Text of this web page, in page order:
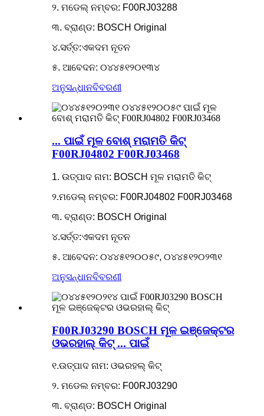
୨. ମଡେଲ୍ ନମ୍ବର: F00RJ03288
୩. ବ୍ରାଣ୍ଡ: BOSCH Original
୪.ସର୍ତ୍ତ:ଏକଦମ ନୂତନ
୫. ଆବେଦନ: ୦୪୪୫୧୨୦୧୩୪
ଅନୁସନ୍ଧାନବିବରଣୀ
... ପାଇଁ ମୂଳ ବୋଶ୍ ମରାମତି କିଟ୍
F00RJ04802 F00RJ03468
1. ଉତ୍ପାଦ ନାମ: BOSCH ମୂଳ ମରାମତି କିଟ୍
୨.ମଡେଲ୍ ନମ୍ବର: F00RJ04802 F00RJ03468
୩. ବ୍ରାଣ୍ଡ: BOSCH Original
୪.ସର୍ତ୍ତ:ଏକଦମ ନୂତନ
୫. ଆବେଦନ: ୦୪୪୫୧୨୦୦୫୯, ୦୪୪୫୧୨୦୨୩୧
ଅନୁସନ୍ଧାନବିବରଣୀ
F00RJ03290 BOSCH ମୂଳ ଇଞ୍ଜେକ୍ଟର
ଓଭରହାଲ୍ କିଟ୍ ... ପାଇଁ
୧.ଉତ୍ପାଦ ନାମ: ଓଭରହଲ୍ କିଟ୍
୨. ମଡେଲ ନମ୍ବର: F00RJ03290
୩. ବ୍ରାଣ୍ଡ: BOSCH Original